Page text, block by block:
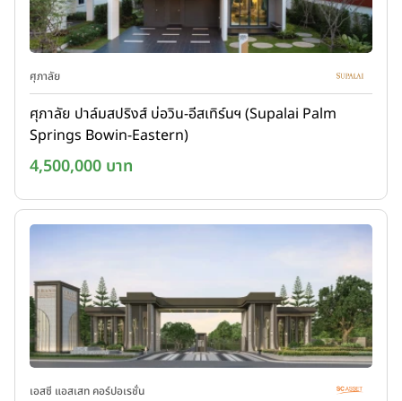
ศุภาลัย
ศุภาลัย ปาล์มสปริงส์ บ่อวิน-อีสเทิร์นฯ (Supalai Palm
Springs Bowin-Eastern)
4,500,000 บาท
เอสซี แอสเสท คอร์ปอเรชั่น